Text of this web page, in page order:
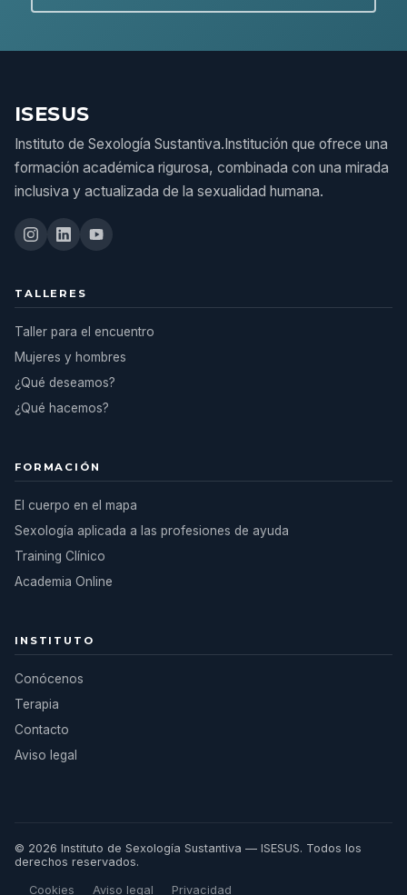
ISESUS
Instituto de Sexología Sustantiva.Institución que ofrece una
formación académica rigurosa, combinada con una mirada
inclusiva y actualizada de la sexualidad humana.
TALLERES
Taller para el encuentro
Mujeres y hombres
¿Qué deseamos?
¿Qué hacemos?
FORMACIÓN
El cuerpo en el mapa
Sexología aplicada a las profesiones de ayuda
Training Clínico
Academia Online
INSTITUTO
Conócenos
Terapia
Contacto
Aviso legal
© 2026 Instituto de Sexología Sustantiva — ISESUS. Todos los
derechos reservados.
Cookies Aviso legal Privacidad